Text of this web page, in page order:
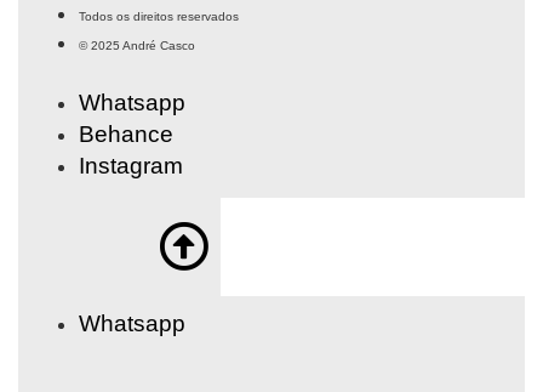
Todos os direitos reservados
© 2025 André Casco
Whatsapp
Behance
Instagram
Whatsapp